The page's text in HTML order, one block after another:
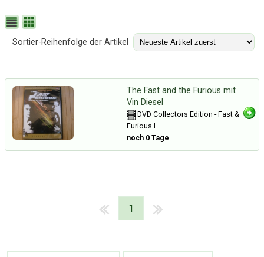
Sortier-Reihenfolge der Artikel
The Fast and the Furious mit
Vin Diesel
DVD Collectors Edition - Fast &
Furious I
noch 0 Tage
1